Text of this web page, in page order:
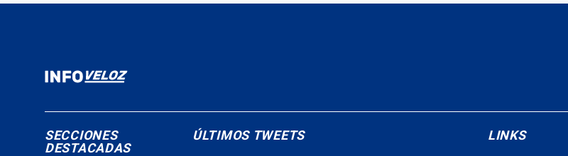
SECCIONES
DESTACADAS
ÚLTIMOS TWEETS LINKS